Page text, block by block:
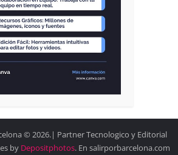
© 2026.| Partner Tecnologico y Editorial
by Depositphotos. En salirporbarcelona.com